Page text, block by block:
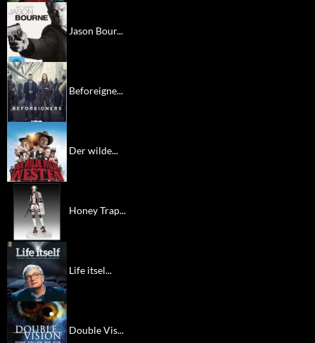
Jason Bour...
Beforeigne...
Der wilde...
Honey Trap...
Life itsel...
Double Vis...